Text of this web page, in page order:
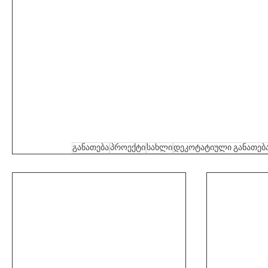
განათებაპროექტი სახლიდეკოტატიული